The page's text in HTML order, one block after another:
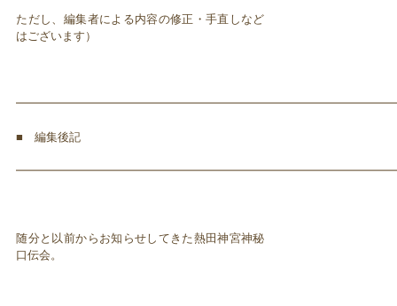
ただし、編集者による内容の修正・手直しなど
はございます）
■ 編集後記
随分と以前からお知らせしてきた熱田神宮神秘
口伝会。